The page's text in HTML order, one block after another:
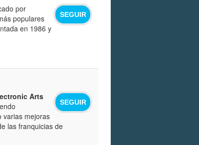
SEGUIR
por
populares
en 1986 y
SEGUIR
Arts
varias mejoras
las franquicias de